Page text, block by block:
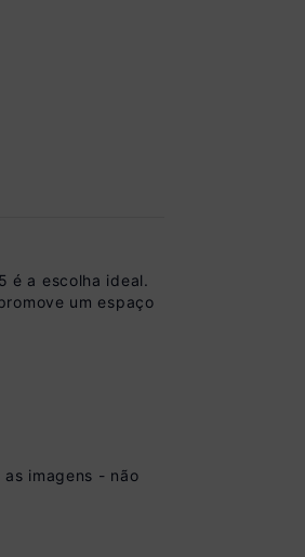
é a escolha ideal.
um espaço
imagens - não